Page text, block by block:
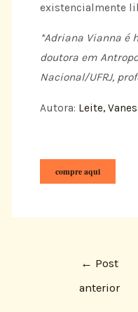
existencialmente
*Adriana Vianna é
doutora em
Nacional/UFRJ,
Autora: Leite,
compre aqui
← Post
anterior